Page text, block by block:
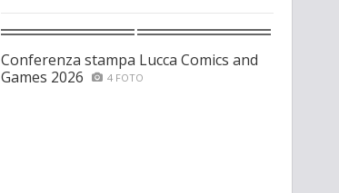
Conferenza stampa Lucca Comics and
Games 2026
4 FOTO